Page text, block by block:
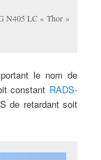
N405 LC « Thor »
le nom de
constant RADS-
de retardant soit